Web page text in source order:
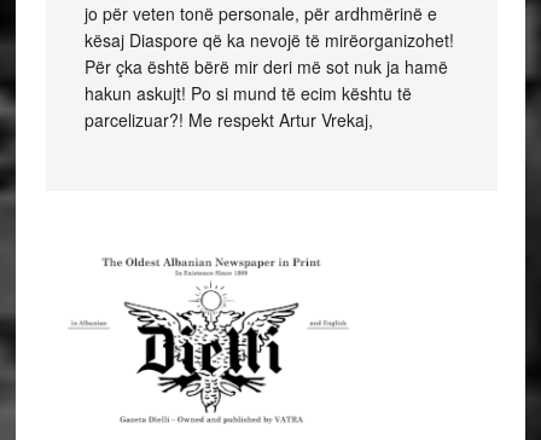
jo për veten tonë personale, për ardhmërinë e
kësaj Diaspore që ka nevojë të mirëorganizohet!
Për çka është bërë mir deri më sot nuk ja hamë
hakun askujt! Po si mund të ecim kështu të
parcelizuar?! Me respekt Artur Vrekaj,